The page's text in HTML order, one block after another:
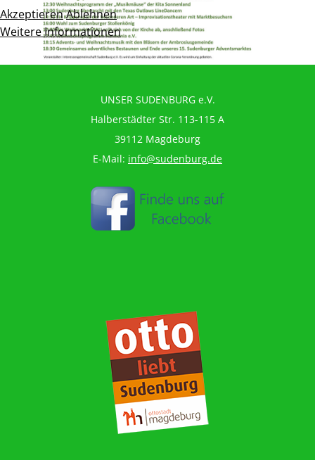
UNSER SUDENBURG e.V.
Halberstädter Str. 113-115 A
39112 Magdeburg
E-Mail: info@sudenburg.de
AkzeptierenAblehnen
Weitere Informationen